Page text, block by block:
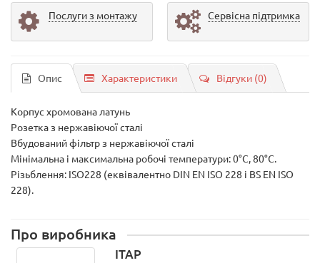
Послуги з монтажу Сервісна підтримка
Опис Характеристики Відгуки (0)
Корпус хромована латунь
Розетка з нержавіючої сталі
Вбудований фільтр з нержавіючої сталі
Мінімальна і максимальна робочі температури: 0°C, 80°C.
Різьблення: ISO228 (еквівалентно DIN EN ISO 228 і BS EN ISO
228).
Про виробника
ITAP